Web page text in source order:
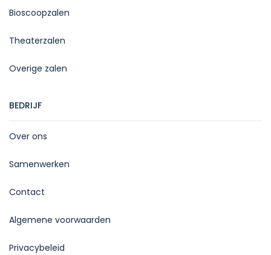
Bioscoopzalen
Theaterzalen
Overige zalen
BEDRIJF
Over ons
Samenwerken
Contact
Algemene voorwaarden
Privacybeleid